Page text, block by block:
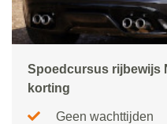
Spoedcursus rijbewijs
korting
Geen wachttijden